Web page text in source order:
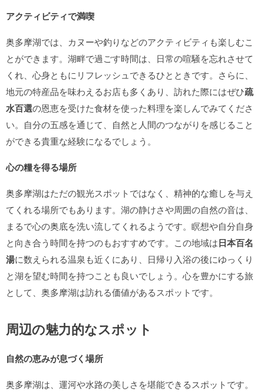
アクティビティで満喫
奥多摩湖では、カヌーや釣りなどのアクティビティも楽しむこ
とができます。湖畔で過ごす時間は、日常の喧騒を忘れさせて
くれ、心身ともにリフレッシュできるひとときです。さらに、
地元の特産品を味わえるお店も多くあり、訪れた際にはぜひ疏
水百選の恩恵を受けた食材を使った料理を楽しんでみてくださ
い。自分の五感を通じて、自然と人間のつながりを感じること
ができる貴重な経験になるでしょう。
心の糧を得る場所
奥多摩湖はただの観光スポットではなく、精神的な癒しを与え
てくれる場所でもあります。湖の静けさや周囲の自然の音は、
まるで心の奥底を洗い流してくれるようです。瞑想や自分自身
と向き合う時間を持つのもおすすめです。この地域は日本百名
湯に数えられる温泉も近くにあり、日帰り入浴の後にゆっくり
と湖を望む時間を持つことも良いでしょう。心を豊かにする旅
として、奥多摩湖は訪れる価値があるスポットです。
周辺の魅力的なスポット
自然の恵みが息づく場所
奥多摩湖は、運河や水路の美しさを堪能できるスポットです。